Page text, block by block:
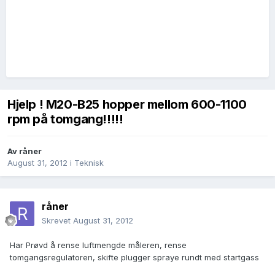
Hjelp ! M20-B25 hopper mellom 600-1100
rpm på tomgang!!!!!
Av råner
August 31, 2012 i Teknisk
råner
Skrevet August 31, 2012
Har Prøvd å rense luftmengde måleren, rense
tomgangsregulatoren, skifte plugger spraye rundt med startgass